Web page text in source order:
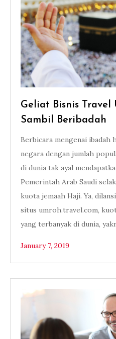
Geliat Bisnis Travel
Sambil Beribadah
Berbicara mengenai ibadah
negara dengan jumlah
di dunia tak ayal
Pemerintah Arab Saudi
kuota jemaah Haji. Ya,
situs umroh.travel.com,
yang terbanyak di dunia,
January 7, 2019